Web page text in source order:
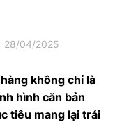
28/04/2025
không chỉ là
hình căn bản
tiêu mang lại trải